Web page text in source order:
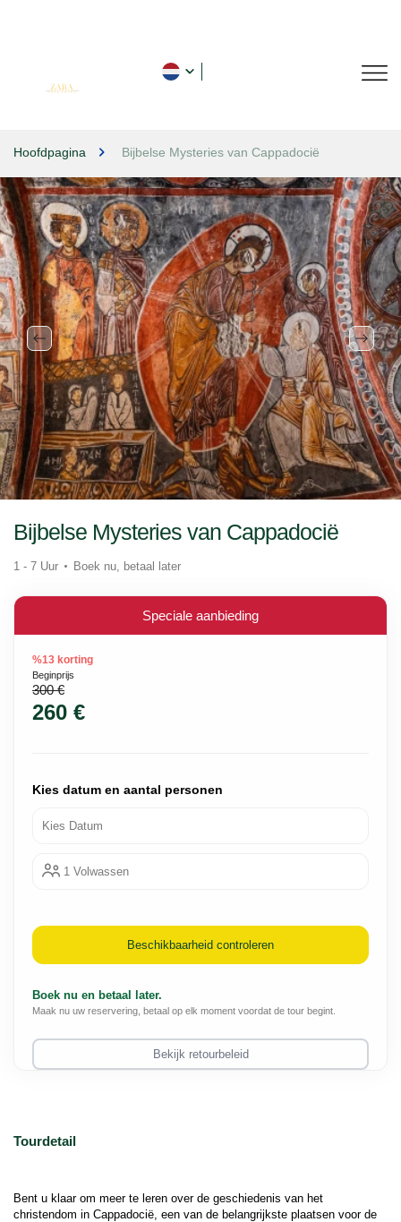
Hoofdpagina Bijbelse Mysteries van Cappadocië
Tourdetail
Bent u klaar om meer te leren over de geschiedenis van het
christendom in Cappadocië, een van de belangrijkste plaatsen voor de
Bijbelse Mysteries van Cappadocië
1 - 7 Uur Boek nu, betaal later
Speciale aanbieding
%13 korting
Beginprijs
300 €
260 €
Kies datum en aantal personen
Kies Datum
1 Volwassen
Beschikbaarheid controleren
Boek nu en betaal later.
Maak nu uw reservering, betaal op elk moment voordat de tour begint.
Bekijk retourbeleid